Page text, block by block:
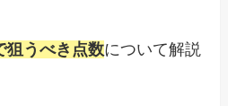
狙うべき点数について解説